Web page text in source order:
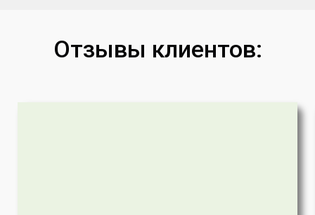
Отзывы клиентов: